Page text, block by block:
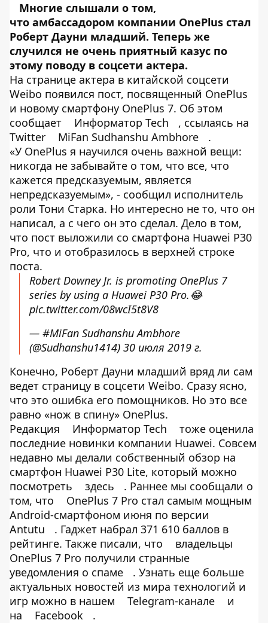
Многие слышали о том,
что амбассадором компании OnePlus стал
Роберт Дауни младший. Теперь же
случился не очень приятный казус по
этому поводу в соцсети актера.
На странице актера в китайской соцсети
Weibo появился пост, посвященный OnePlus
и новому смартфону OnePlus 7. Об этом
сообщает
Информатор Tech
, ссылаясь на
Twitter
MiFan Sudhanshu Ambhore
.
«У OnePlus я научился очень важной вещи:
никогда не забывайте о том, что все, что
кажется предсказуемым, является
непредсказуемым», - сообщил исполнитель
роли Тони Старка. Но интересно не то, что он
написал, а с чего он это сделал. Дело в том,
что пост выложили со смартфона Huawei P30
Pro, что и отобразилось в верхней строке
поста.
Robert Downey Jr. is promoting OnePlus 7
series by using a Huawei P30 Pro.😂
pic.twitter.com/08wcI5t8V8
— #MiFan Sudhanshu Ambhore
(@Sudhanshu1414) 30 июля 2019 г.
Конечно, Роберт Дауни младший вряд ли сам
ведет страницу в соцсети Weibo. Сразу ясно,
что это ошибка его помощников. Но это все
равно «нож в спину» OnePlus.
Редакция
Информатор Tech
тоже оценила
последние новинки компании Huawei. Совсем
недавно мы делали собственный обзор на
смартфон Huawei P30 Lite, который можно
посмотреть
здесь
. Раннее мы сообщали о
том, что
OnePlus 7 Pro стал самым мощным
Android-смартфоном июня по версии
Antutu
. Гаджет набрал 371 610 баллов в
рейтинге. Также писали, что
владельцы
OnePlus 7 Pro получили странные
уведомления о спаме
. Узнать еще больше
актуальных новостей из мира технологий и
игр можно в нашем
Telegram-канале
и
на
Facebook .